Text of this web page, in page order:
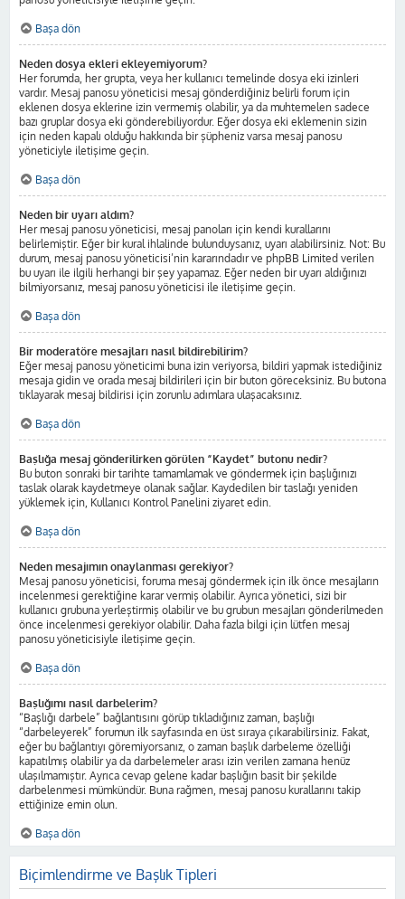
Başa dön
Neden dosya ekleri ekleyemiyorum?
Her forumda, her grupta, veya her kullanıcı temelinde dosya eki izinleri
vardır. Mesaj panosu yöneticisi mesaj gönderdiğiniz belirli forum için
eklenen dosya eklerine izin vermemiş olabilir, ya da muhtemelen sadece
bazı gruplar dosya eki gönderebiliyordur. Eğer dosya eki eklemenin sizin
için neden kapalı olduğu hakkında bir şüpheniz varsa mesaj panosu
yöneticiyle iletişime geçin.
Başa dön
Neden bir uyarı aldım?
Her mesaj panosu yöneticisi, mesaj panoları için kendi kurallarını
belirlemiştir. Eğer bir kural ihlalinde bulunduysanız, uyarı alabilirsiniz. Not: Bu
durum, mesaj panosu yöneticisi’nin kararındadır ve phpBB Limited verilen
bu uyarı ile ilgili herhangi bir şey yapamaz. Eğer neden bir uyarı aldığınızı
bilmiyorsanız, mesaj panosu yöneticisi ile iletişime geçin.
Başa dön
Bir moderatöre mesajları nasıl bildirebilirim?
Eğer mesaj panosu yöneticimi buna izin veriyorsa, bildiri yapmak istediğiniz
mesaja gidin ve orada mesaj bildirileri için bir buton göreceksiniz. Bu butona
tıklayarak mesaj bildirisi için zorunlu adımlara ulaşacaksınız.
Başa dön
Başlığa mesaj gönderilirken görülen “Kaydet” butonu nedir?
Bu buton sonraki bir tarihte tamamlamak ve göndermek için başlığınızı
taslak olarak kaydetmeye olanak sağlar. Kaydedilen bir taslağı yeniden
yüklemek için, Kullanıcı Kontrol Panelini ziyaret edin.
Başa dön
Neden mesajımın onaylanması gerekiyor?
Mesaj panosu yöneticisi, foruma mesaj göndermek için ilk önce mesajların
incelenmesi gerektiğine karar vermiş olabilir. Ayrıca yönetici, sizi bir
kullanıcı grubuna yerleştirmiş olabilir ve bu grubun mesajları gönderilmeden
önce incelenmesi gerekiyor olabilir. Daha fazla bilgi için lütfen mesaj
panosu yöneticisiyle iletişime geçin.
Başa dön
Başlığımı nasıl darbelerim?
“Başlığı darbele” bağlantısını görüp tıkladığınız zaman, başlığı
“darbeleyerek” forumun ilk sayfasında en üst sıraya çıkarabilirsiniz. Fakat,
eğer bu bağlantıyı göremiyorsanız, o zaman başlık darbeleme özelliği
kapatılmış olabilir ya da darbelemeler arası izin verilen zamana henüz
ulaşılmamıştır. Ayrıca cevap gelene kadar başlığın basit bir şekilde
darbelenmesi mümkündür. Buna rağmen, mesaj panosu kurallarını takip
ettiğinize emin olun.
Başa dön
Biçimlendirme ve Başlık Tipleri